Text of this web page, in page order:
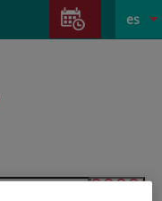
activo
es